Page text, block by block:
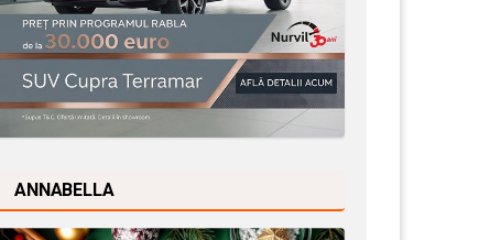
ANNABELLA